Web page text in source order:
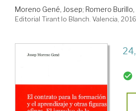
Moreno Gené, Josep; Romero Burillo,
Editorial Tirant lo Blanch. Valencia, 2016